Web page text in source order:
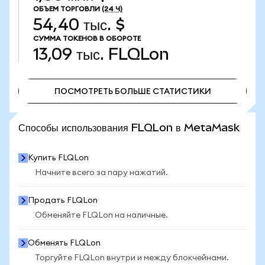
ОБЪЕМ ТОРГОВЛИ (24 Ч)
54,40 тыс. $
СУММА ТОКЕНОВ В ОБОРОТЕ
13,09 тыс. FLQLon
ПОСМОТРЕТЬ БОЛЬШЕ СТАТИСТИКИ
Способы использования FLQLon в MetaMask
Купить FLQLon
Начните всего за пару нажатий.
Продать FLQLon
Обменяйте FLQLon на наличные.
Обменять FLQLon
Торгуйте FLQLon внутри и между блокчейнами.